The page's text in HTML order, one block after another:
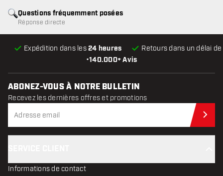
•140.000+ Avis
Expédition dans les24 heures Retours dans un délai de
Questions fréquemment posées
Réponse directe
ABONEZ-VOUS À NOTRE BULLETIN
Recevez les dernières offres et promotions
Informations de contact